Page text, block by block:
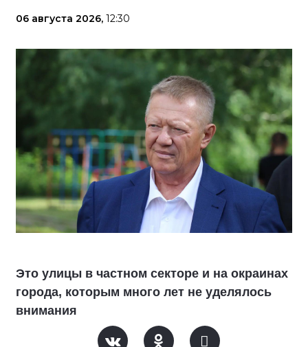
06 августа 2026, 12:30
Это улицы в частном секторе и на окраинах
города, которым много лет не уделялось
внимания